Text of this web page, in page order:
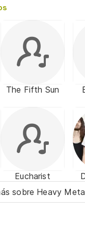
The Fifth Sun
Eucharist
sobre Heavy